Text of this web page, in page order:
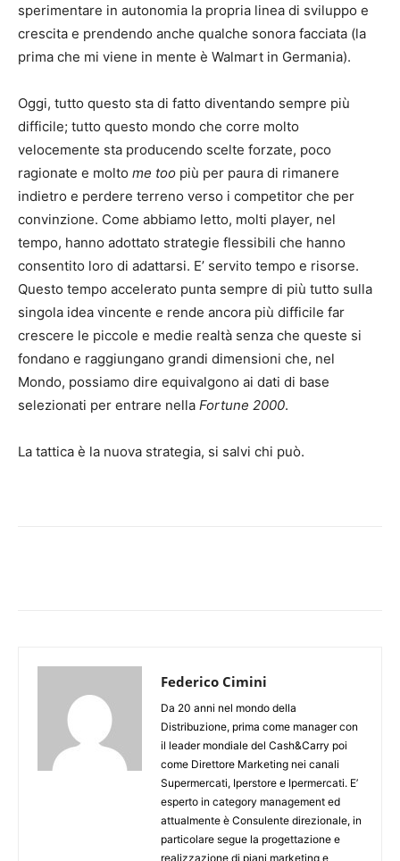
sperimentare in autonomia la propria linea di sviluppo e
crescita e prendendo anche qualche sonora facciata (la
prima che mi viene in mente è Walmart in Germania).
Oggi, tutto questo sta di fatto diventando sempre più
difficile; tutto questo mondo che corre molto
velocemente sta producendo scelte forzate, poco
ragionate e molto me too più per paura di rimanere
indietro e perdere terreno verso i competitor che per
convinzione. Come abbiamo letto, molti player, nel
tempo, hanno adottato strategie flessibili che hanno
consentito loro di adattarsi. E’ servito tempo e risorse.
Questo tempo accelerato punta sempre di più tutto sulla
singola idea vincente e rende ancora più difficile far
crescere le piccole e medie realtà senza che queste si
fondano e raggiungano grandi dimensioni che, nel
Mondo, possiamo dire equivalgono ai dati di base
selezionati per entrare nella Fortune 2000.
La tattica è la nuova strategia, si salvi chi può.
Federico Cimini
Da 20 anni nel mondo della
Distribuzione, prima come manager con
il leader mondiale del Cash&Carry poi
come Direttore Marketing nei canali
Supermercati, Iperstore e Ipermercati. E’
esperto in category management ed
attualmente è Consulente direzionale, in
particolare segue la progettazione e
realizzazione di piani marketing e